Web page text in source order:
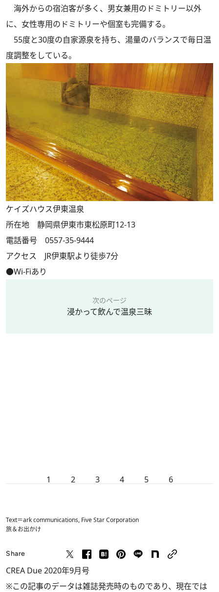
海外からの宿泊客が多く、男女兼用のドミトリー以外
に、女性専用のドミトリーや個室も完備する。
55度と30度の自家源泉を持ち、湯量のバランスで毎日温
度調整をしている。
ケイズハウス伊東温泉
所在地 静岡県伊東市東松原町12-13
電話番号 0557-35-9444
アクセス JR伊東駅より徒歩7分
●Wi-Fiあり
次のページ
浸かって飲んで温泉三昧
1 2 3 4 5 6
Text＝ark communications, Five Star Corporation
旅＆お出かけ
Share
CREA Due 2020年9月号
※この記事のデータは雑誌発売時のものであり、現在では